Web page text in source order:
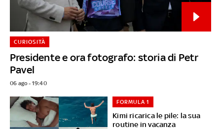
Presidente e ora fotografo: storia di Petr
Pavel
CURIOSITÀ
06 ago - 19:40
Kimi ricarica le pile: la sua
routine in vacanza
FORMULA 1